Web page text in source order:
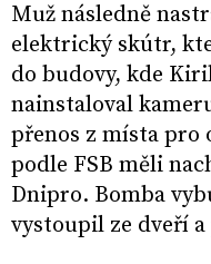
Muž následně
elektrický skútr,
do budovy, kde
nainstaloval
přenos z místa pro
podle FSB měli
Dnipro. Bomba
vystoupil ze dveří